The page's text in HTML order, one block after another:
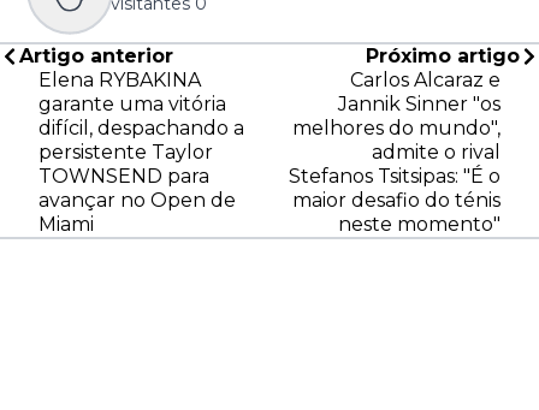
Artigo anterior
Elena RYBAKINA
garante uma vitória
difícil, despachando a
persistente Taylor
TOWNSEND para
avançar no Open de
Miami
Próximo artigo
Carlos Alcaraz e
Jannik Sinner "os
melhores do mundo",
admite o rival
Stefanos Tsitsipas: "É o
maior desafio do ténis
neste momento"